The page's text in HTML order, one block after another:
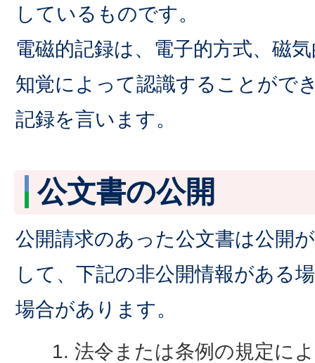
しているものです。
電磁的記録は、電子的方式、磁
知覚によって認識することがで
記録を言います。
公文書の公開
公開請求のあった公文書は公開
して、下記の非公開情報がある
場合があります。
法令または条例の規定に